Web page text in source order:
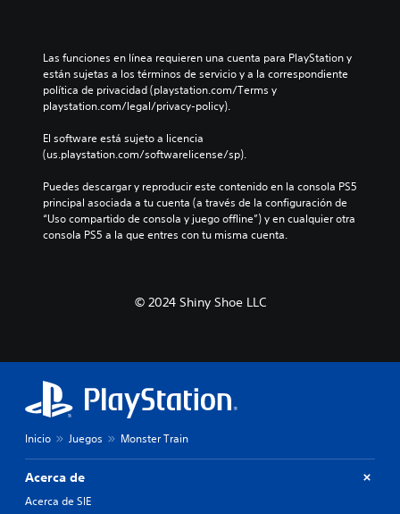
Las funciones en línea requieren una cuenta para PlayStation y
están sujetas a los términos de servicio y a la correspondiente
política de privacidad (playstation.com/Terms y
playstation.com/legal/privacy-policy).
El software está sujeto a licencia
(us.playstation.com/softwarelicense/sp).
Puedes descargar y reproducir este contenido en la consola PS5
principal asociada a tu cuenta (a través de la configuración de
“Uso compartido de consola y juego offline”) y en cualquier otra
consola PS5 a la que entres con tu misma cuenta.
© 2024 Shiny Shoe LLC
Inicio Juegos Monster Train
Acerca de
Acerca de SIE